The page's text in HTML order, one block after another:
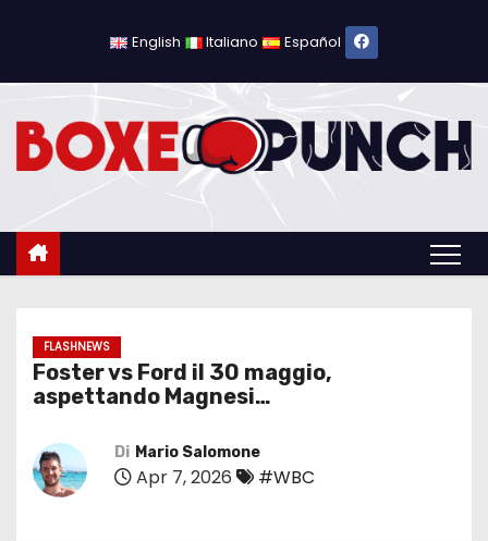
c
English Italiano Español
FLASHNEWS
Foster vs Ford il 30 maggio,
aspettando Magnesi…
Di Mario Salomone
Apr 7, 2026 #WBC